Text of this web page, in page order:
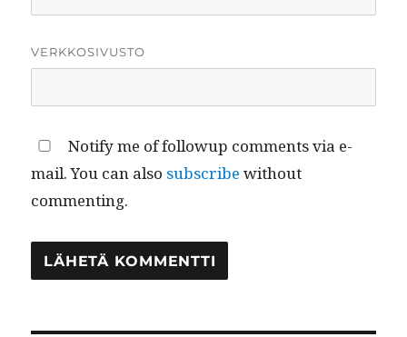
VERKKOSIVUSTO
Notify me of followup comments via e-
mail. You can also subscribe without
commenting.